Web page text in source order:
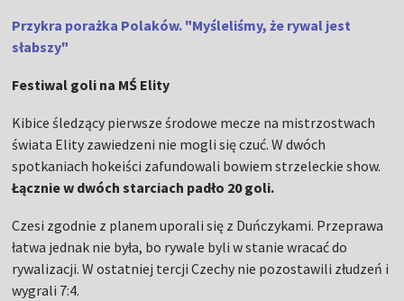
Przykra porażka Polaków. "Myśleliśmy, że rywal jest
słabszy"
Festiwal goli na MŚ Elity
Kibice śledzący pierwsze środowe mecze na mistrzostwach
świata Elity zawiedzeni nie mogli się czuć. W dwóch
spotkaniach hokeiści zafundowali bowiem strzeleckie show.
Łącznie w dwóch starciach padło 20 goli.
Czesi zgodnie z planem uporali się z Duńczykami. Przeprawa
łatwa jednak nie była, bo rywale byli w stanie wracać do
rywalizacji. W ostatniej tercji Czechy nie pozostawili złudzeń i
wygrali 7:4.